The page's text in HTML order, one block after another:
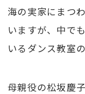
海の実家にまつ
いますが、中で
いるダンス教室の
母親役の松坂慶